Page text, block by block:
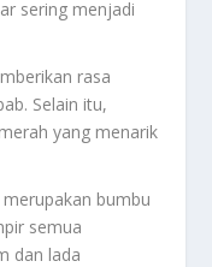
sering menjadi
rasa
Selain itu,
yang menarik
bumbu
semua
dan lada